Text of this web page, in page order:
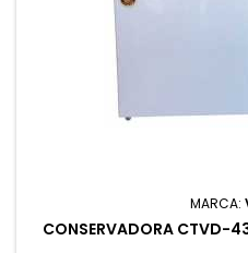
MARCA:
CONSERVADORA CTVD-